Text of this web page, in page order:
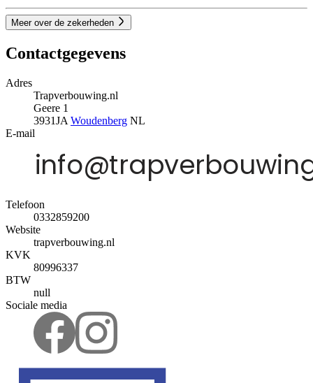
Meer over de zekerheden
Contactgegevens
Adres
Trapverbouwing.nl
Geere 1
3931JA Woudenberg NL
E-mail
Telefoon
0332859200
Website
trapverbouwing.nl
KVK
80996337
BTW
null
Sociale media